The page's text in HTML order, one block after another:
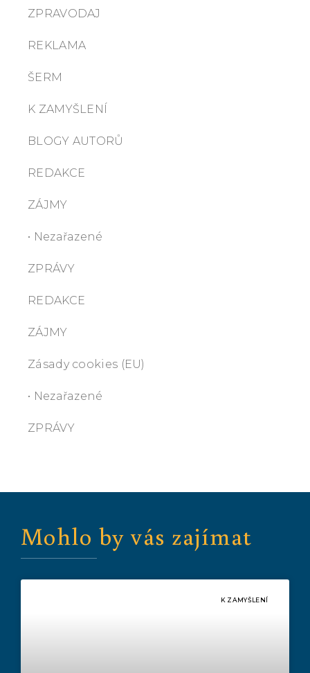
ZPRAVODAJ
REKLAMA
ŠERM
K ZAMYŠLENÍ
BLOGY AUTORŮ
REDAKCE
ZÁJMY
• Nezařazené
ZPRÁVY
REDAKCE
ZÁJMY
Zásady cookies (EU)
• Nezařazené
ZPRÁVY
Mohlo by vás zajímat
K ZAMYŠLENÍ